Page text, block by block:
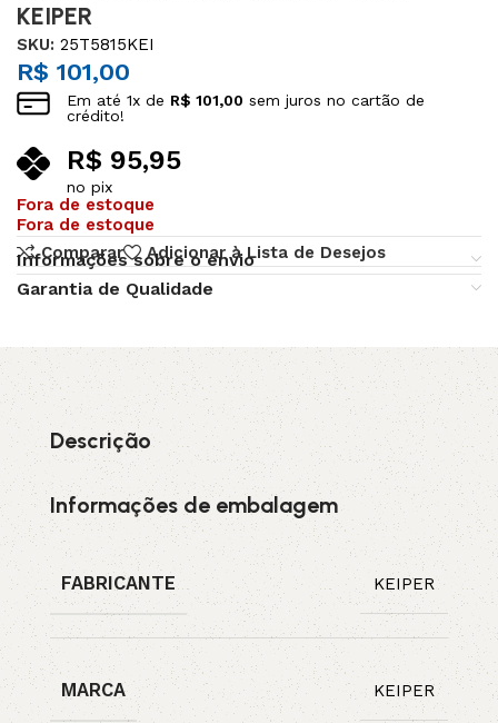
KEIPER
SKU:25T5815KEI
R$ 101,00
Em até1x de R$ 101,00 sem juros no cartão de
crédito!
R$ 95,95
no pix
Fora de estoque
Fora de estoque
Comparar
Adicionar à Lista de Desejos
Informações sobre o envio
Garantia de Qualidade
Descrição
Informações de embalagem
FABRICANTE KEIPER
MARCA KEIPER